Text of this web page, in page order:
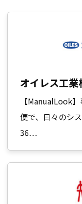
オイレス工
【ManualLook
便で、日々のシ
36…